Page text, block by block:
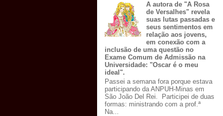
A autora de "A Rosa
de Versalhes" revela
suas lutas passadas e
seus sentimentos em
relação aos jovens,
em conexão com a
inclusão de uma questão no
Exame Comum de Admissão na
Universidade: "Oscar é o meu
ideal".
Passei a semana fora porque estava
participando da ANPUH-Minas em
São João Del Rei. Participei de duas
formas: ministrando com a prof.ª
Na...